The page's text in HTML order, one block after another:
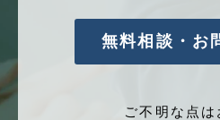
無料相談・お
ご不明な点は